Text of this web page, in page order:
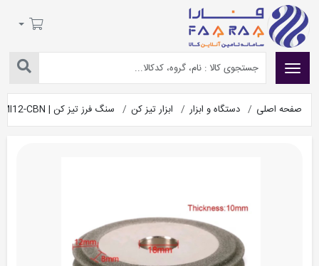
صفحه اصلی دستگاه و ابزار ابزار تیز کن سنگ فرز تیز کن | MI12-CBN